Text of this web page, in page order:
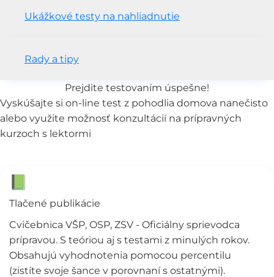
Ukážkové testy na nahliadnutie
Rady a tipy
Prejdite testovaním úspešne!
Vyskúšajte si on-line test z pohodlia domova nanečisto
alebo využite možnosť konzultácií na prípravných
kurzoch s lektormi
📗
Tlačené publikácie
Cvičebnica VŠP, OSP, ZSV - Oficiálny sprievodca
prípravou. S teóriou aj s testami z minulých rokov.
Obsahujú vyhodnotenia pomocou percentilu
(zistíte svoje šance v porovnaní s ostatnými).